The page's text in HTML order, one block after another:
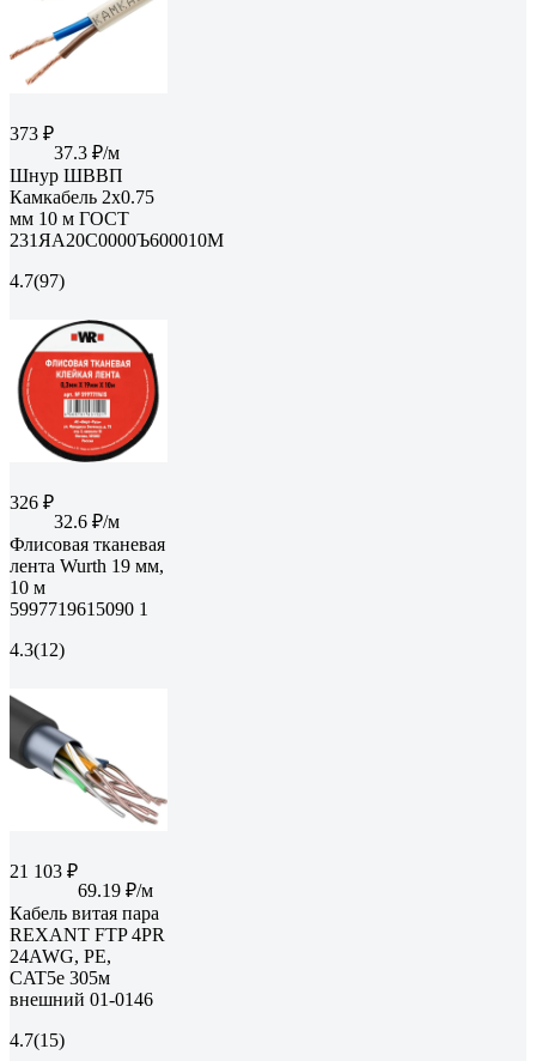
373 ₽
37.3 ₽/м
Шнур ШВВП
Камкабель 2x0.75
мм 10 м ГОСТ
231ЯA20C0000Ъ600010М
4.7(97)
326 ₽
32.6 ₽/м
Флисовая тканевая
лента Wurth 19 мм,
10 м
5997719615090 1
4.3(12)
21 103 ₽
69.19 ₽/м
Кабель витая пара
REXANT FTP 4PR
24AWG, PE,
CAT5e 305м
внешний 01-0146
4.7(15)